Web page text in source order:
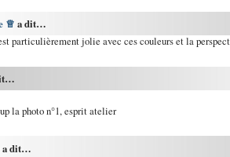
♕ a dit…
particulièrement jolie avec ces couleurs et la
la photo n°1, esprit atelier
a dit…